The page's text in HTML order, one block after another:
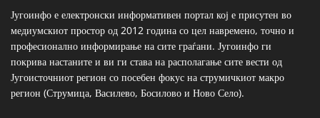
Југоинфо е електронски информативен портал кој е присутен во
медиумскиот простор од 2012 година со цел навремено, точно и
професионално информирање на сите граѓани. Југоинфо ги
покрива настаните и ви ги става на располагање сите вести од
Југоисточниот регион со посебен фокус на струмичкиот макро
регион (Струмица, Василево, Босилово и Ново Село).